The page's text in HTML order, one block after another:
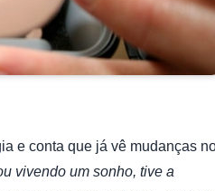
e conta que já vê mudanças
vivendo um sonho, tive a